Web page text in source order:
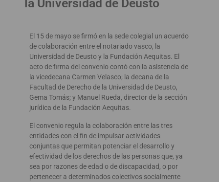
la Universidad de Deusto
El 15 de mayo se firmó en la sede colegial un acuerdo
de colaboración entre el notariado vasco, la
Universidad de Deusto y la Fundación Aequitas. El
acto de firma del convenio contó con la asistencia de
la vicedecana Carmen Velasco; la decana de la
Facultad de Derecho de la Universidad de Deusto,
Gema Tomás; y Manuel Rueda, director de la sección
jurídica de la Fundación Aequitas.
El convenio regula la colaboración entre las tres
entidades con el fin de impulsar actividades
conjuntas que permitan potenciar el desarrollo y
efectividad de los derechos de las personas que, ya
sea por razones de edad o de discapacidad, o por
pertenecer a determinados colectivos socialmente